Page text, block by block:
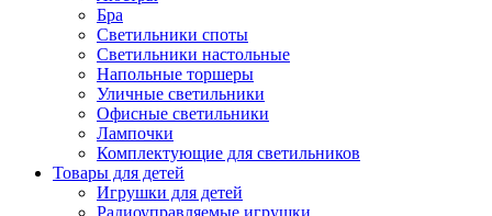
Бра
Светильники споты
Светильники настольные
Напольные торшеры
Уличные светильники
Офисные светильники
Лампочки
Комплектующие для светильников
Товары для детей
Игрушки для детей
Радиоуправляемые игрушки